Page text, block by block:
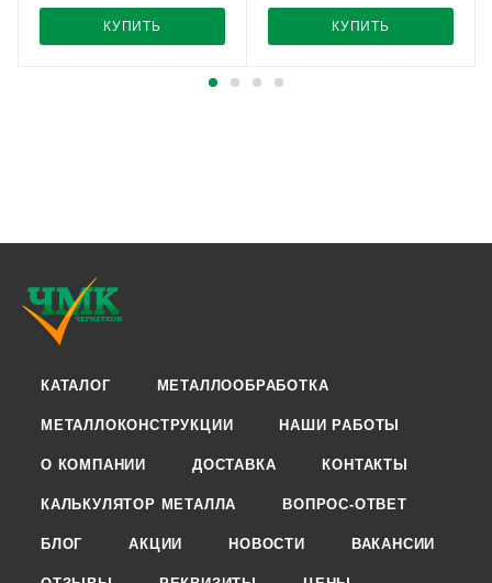
КУПИТЬ КУПИТЬ
КАТАЛОГ МЕТАЛЛООБРАБОТКА
МЕТАЛЛОКОНСТРУКЦИИ НАШИ РАБОТЫ
О КОМПАНИИ ДОСТАВКА КОНТАКТЫ
КАЛЬКУЛЯТОР МЕТАЛЛА ВОПРОС-ОТВЕТ
БЛОГ АКЦИИ НОВОСТИ ВАКАНСИИ